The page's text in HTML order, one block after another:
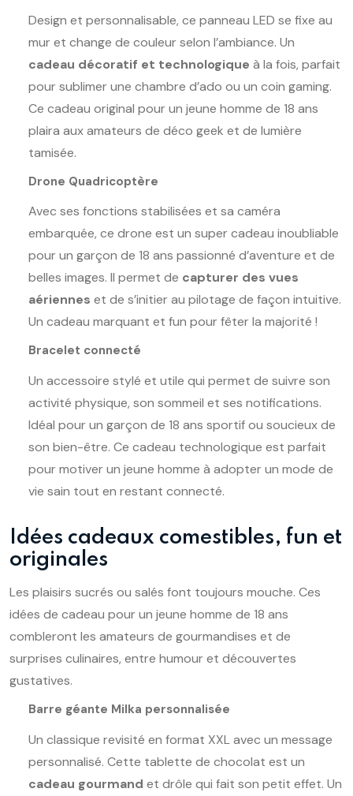
Design et personnalisable, ce panneau LED se fixe au
mur et change de couleur selon l’ambiance. Un
cadeau décoratif et technologique à la fois, parfait
pour sublimer une chambre d’ado ou un coin gaming.
Ce cadeau original pour un jeune homme de 18 ans
plaira aux amateurs de déco geek et de lumière
tamisée.
Drone Quadricoptère
Avec ses fonctions stabilisées et sa caméra
embarquée, ce drone est un super cadeau inoubliable
pour un garçon de 18 ans passionné d’aventure et de
belles images. Il permet de capturer des vues
aériennes et de s’initier au pilotage de façon intuitive.
Un cadeau marquant et fun pour fêter la majorité !
Bracelet connecté
Un accessoire stylé et utile qui permet de suivre son
activité physique, son sommeil et ses notifications.
Idéal pour un garçon de 18 ans sportif ou soucieux de
son bien-être. Ce cadeau technologique est parfait
pour motiver un jeune homme à adopter un mode de
vie sain tout en restant connecté.
Idées cadeaux comestibles, fun et
originales
Les plaisirs sucrés ou salés font toujours mouche. Ces
idées de cadeau pour un jeune homme de 18 ans
combleront les amateurs de gourmandises et de
surprises culinaires, entre humour et découvertes
gustatives.
Barre géante Milka personnalisée
Un classique revisité en format XXL avec un message
personnalisé. Cette tablette de chocolat est un
cadeau gourmand et drôle qui fait son petit effet. Un